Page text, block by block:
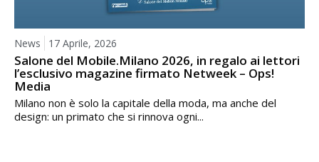
News 17 Aprile, 2026
Salone del Mobile.Milano 2026, in regalo ai lettori
l’esclusivo magazine firmato Netweek – Ops!
Media
Milano non è solo la capitale della moda, ma anche del
design: un primato che si rinnova ogni...